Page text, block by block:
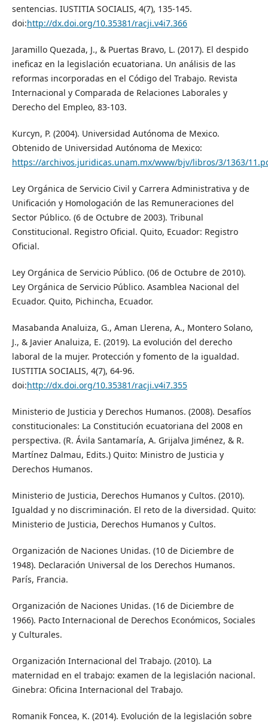
sentencias. IUSTITIA SOCIALIS, 4(7), 135-145.
doi:http://dx.doi.org/10.35381/racji.v4i7.366
Jaramillo Quezada, J., & Puertas Bravo, L. (2017). El despido
ineficaz en la legislación ecuatoriana. Un análisis de las
reformas incorporadas en el Código del Trabajo. Revista
Internacional y Comparada de Relaciones Laborales y
Derecho del Empleo, 83-103.
Kurcyn, P. (2004). Universidad Autónoma de Mexico.
Obtenido de Universidad Autónoma de Mexico:
https://archivos.juridicas.unam.mx/www/bjv/libros/3/1363/
Ley Orgánica de Servicio Civil y Carrera Administrativa y de
Unificación y Homologación de las Remuneraciones del
Sector Público. (6 de Octubre de 2003). Tribunal
Constitucional. Registro Oficial. Quito, Ecuador: Registro
Oficial.
Ley Orgánica de Servicio Público. (06 de Octubre de 2010).
Ley Orgánica de Servicio Público. Asamblea Nacional del
Ecuador. Quito, Pichincha, Ecuador.
Masabanda Analuiza, G., Aman Llerena, A., Montero Solano,
J., & Javier Analuiza, E. (2019). La evolución del derecho
laboral de la mujer. Protección y fomento de la igualdad.
IUSTITIA SOCIALIS, 4(7), 64-96.
doi:http://dx.doi.org/10.35381/racji.v4i7.355
Ministerio de Justicia y Derechos Humanos. (2008). Desafíos
constitucionales: La Constitución ecuatoriana del 2008 en
perspectiva. (R. Ávila Santamaría, A. Grijalva Jiménez, & R.
Martínez Dalmau, Edits.) Quito: Ministro de Justicia y
Derechos Humanos.
Ministerio de Justicia, Derechos Humanos y Cultos. (2010).
Igualdad y no discriminación. El reto de la diversidad. Quito:
Ministerio de Justicia, Derechos Humanos y Cultos.
Organización de Naciones Unidas. (10 de Diciembre de
1948). Declaración Universal de los Derechos Humanos.
París, Francia.
Organización de Naciones Unidas. (16 de Diciembre de
1966). Pacto Internacional de Derechos Económicos, Sociales
y Culturales.
Organización Internacional del Trabajo. (2010). La
maternidad en el trabajo: examen de la legislación nacional.
Ginebra: Oficina Internacional del Trabajo.
Romanik Foncea, K. (2014). Evolución de la legislación sobre